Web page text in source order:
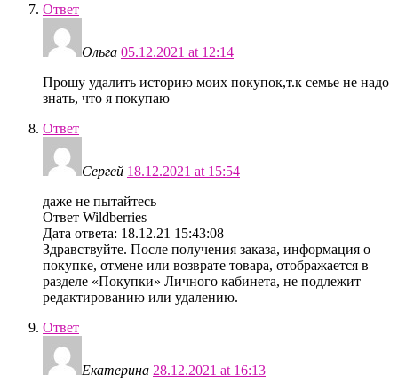
Ответ
Ольга 05.12.2021 at 12:14
Прошу удалить историю моих покупок,т.к семье не надо
знать, что я покупаю
Ответ
Сергей 18.12.2021 at 15:54
даже не пытайтесь —
Ответ Wildberries
Дата ответа: 18.12.21 15:43:08
Здравствуйте. После получения заказа, информация о
покупке, отмене или возврате товара, отображается в
разделе «Покупки» Личного кабинета, не подлежит
редактированию или удалению.
Ответ
Екатерина 28.12.2021 at 16:13